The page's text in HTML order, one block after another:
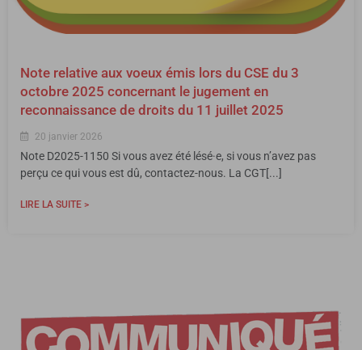
Note relative aux voeux émis lors du CSE du 3
octobre 2025 concernant le jugement en
reconnaissance de droits du 11 juillet 2025
20 janvier 2026
Note D2025-1150 Si vous avez été lésé·e, si vous n’avez pas
perçu ce qui vous est dû, contactez-nous. La CGT[...]
LIRE LA SUITE >